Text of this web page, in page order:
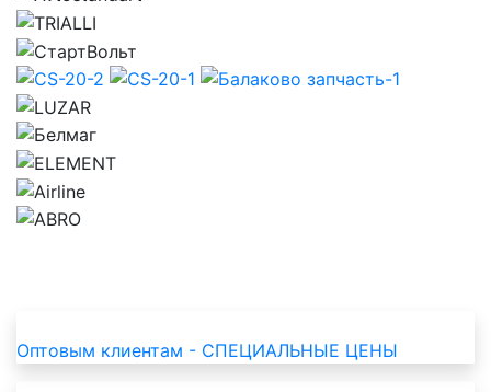
Оптовым клиентам - СПЕЦИАЛЬНЫЕ ЦЕНЫ